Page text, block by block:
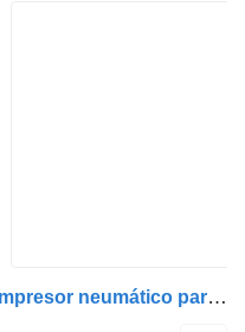
MAN LS3907 51540007146 compresor neumático para MAN TGA TGX TGS EEV cabeza tractora para piezas